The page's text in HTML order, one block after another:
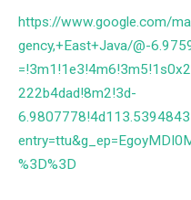
https://www.google.com/
gency,+East+Java/@-
222b4dad!8m2!3d-
%3D%3D